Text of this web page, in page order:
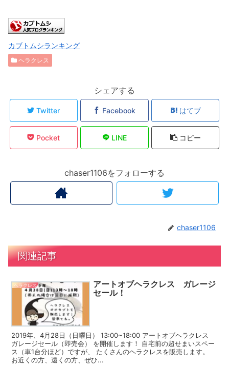
カブトムシランキング
ヘラクレス
シェアする
Twitter Facebook はてブ
Pocket LINE コピー
chaser1106をフォローする
chaser1106
関連記事
ヘラクレス
アートオブヘラクレス ガレージ
セール！
2019年、4月28日（日曜日） 13:00~18:00 アートオブヘラクレス
ガレージセール（即売会） を開催します！ 自宅前の超せまいスペー
ス（車1台分ほど）ですが、 たくさんのヘラクレスを販売します。
お近くの方、遠くの方、ぜひ...